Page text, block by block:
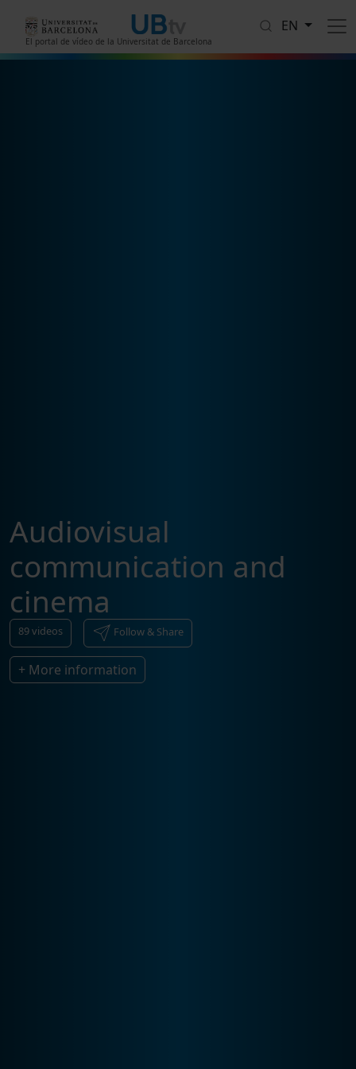
El portal de vídeo de la Universitat de Barcelona
EN
Audiovisual
communication and
cinema
89videos Follow & Share
+ More information